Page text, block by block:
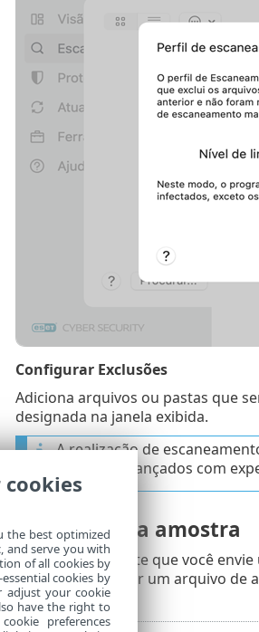
Configurar Exclusões
Adiciona arquivos ou pastas que
designada na janela exibida.
A realização de
usuários avançados com
Enviar uma amostra
Esta opção permite que você
sobre como enviar um arquivo de
the best optimized
and serve you with
of all cookies by
cookies by
adjust your cookie
have the right to
preferences